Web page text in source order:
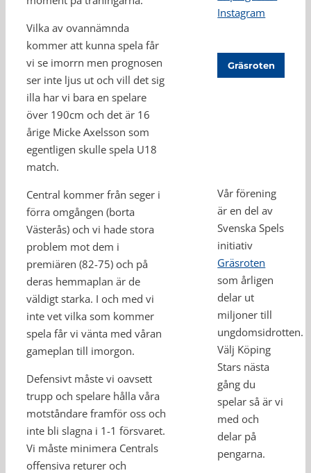
Vilka av ovannämnda
kommer att kunna spela får
vi se imorrn men prognosen
ser inte ljus ut och vill det sig
illa har vi bara en spelare
över 190cm och det är 16
årige Micke Axelsson som
egentligen skulle spela U18
match.
Central kommer från seger i
förra omgången (borta
Västerås) och vi hade stora
problem mot dem i
premiären (82-75) och på
deras hemmaplan är de
väldigt starka. I och med vi
inte vet vilka som kommer
spela får vi vänta med våran
gameplan till imorgon.
Defensivt måste vi oavsett
trupp och spelare hålla våra
motståndare framför oss och
inte bli slagna i 1-1 försvaret.
Vi måste minimera Centrals
offensiva returer och
Instagram
Gräsroten
Vår förening
är en del av
Svenska Spels
initiativ
Gräsroten
som årligen
delar ut
miljoner till
ungdomsidrotten.
Välj Köping
Stars nästa
gång du
spelar så är vi
med och
delar på
pengarna.